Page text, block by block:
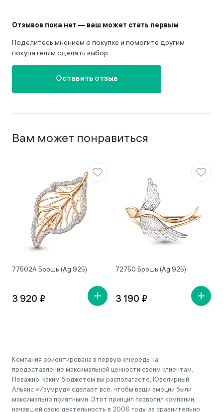
Отзывов пока нет — ваш может стать первым
Поделитесь мнением о покупке и помогите другим
покупателям сделать выбор
Оставить отзыв
Вам может понравиться
77502А Брошь (Ag 925)
3 920 ₽
72750 Брошь (Ag 925)
3 190 ₽
Компания ориентирована в первую очередь на
предоставление максимальной ценности своим клиентам.
Неважно, каким бюджетом вы располагаете, Ювелирный
Альянс «Изумруд» сделает всё, чтобы ваши эмоции были
максимально приятными. Этот принцип позволил компании,
начавшей свою деятельность в 2006 году, за сравнительно